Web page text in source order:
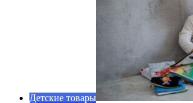
Детские товары